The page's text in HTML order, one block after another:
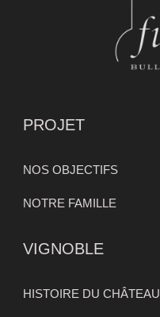
PROJET
NOS OBJECTIFS
NOTRE FAMILLE
VIGNOBLE
HISTOIRE DU CHÂTEAU